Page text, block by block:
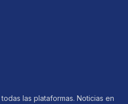
las plataformas. Noticias en